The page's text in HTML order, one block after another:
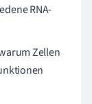
RNA-
Zellen